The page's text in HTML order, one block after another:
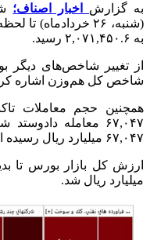
به گزارش اخبار اصناف؛
به ۲,۰۷۱,۴۵۰.۶ رسید.
شاخص کل هم‌وزن اشاره
۶۷,۰۴۷ معامله
۶۷,۰۴۷ میلیارد ریال رسیده است.
میلیارد ریال شد.